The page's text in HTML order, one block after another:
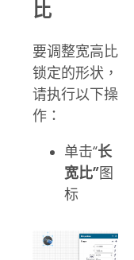
比
要调整宽高比
锁定的形状，
请执行以下操
作：
单击“长
宽比”图
标